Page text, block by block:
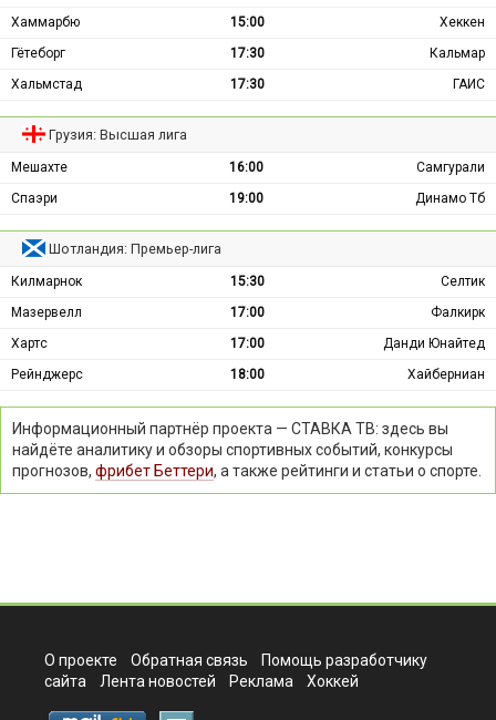
Хаммарбю
15:00
Хеккен
Гётеборг
17:30
Кальмар
Хальмстад
17:30 ГАИС
Грузия: Высшая лига
Мешахте 16:00
Самгурали
Спаэри
19:00 Динамо Тб
Шотландия: Премьер-лига
Килмарнок 15:30
Селтик
Мазервелл
17:00
Фалкирк
Хартс
17:00
Данди Юнайтед
Рейнджерс
18:00 Хайберниан
Информационный партнёр проекта — СТАВКА ТВ: здесь вы
найдёте аналитику и обзоры спортивных событий, конкурсы
прогнозов, фрибет Беттери, а также рейтинги и статьи о спорте.
О проекте Обратная связь
Помощь разработчику
сайта
Лента новостей Реклама Хоккей